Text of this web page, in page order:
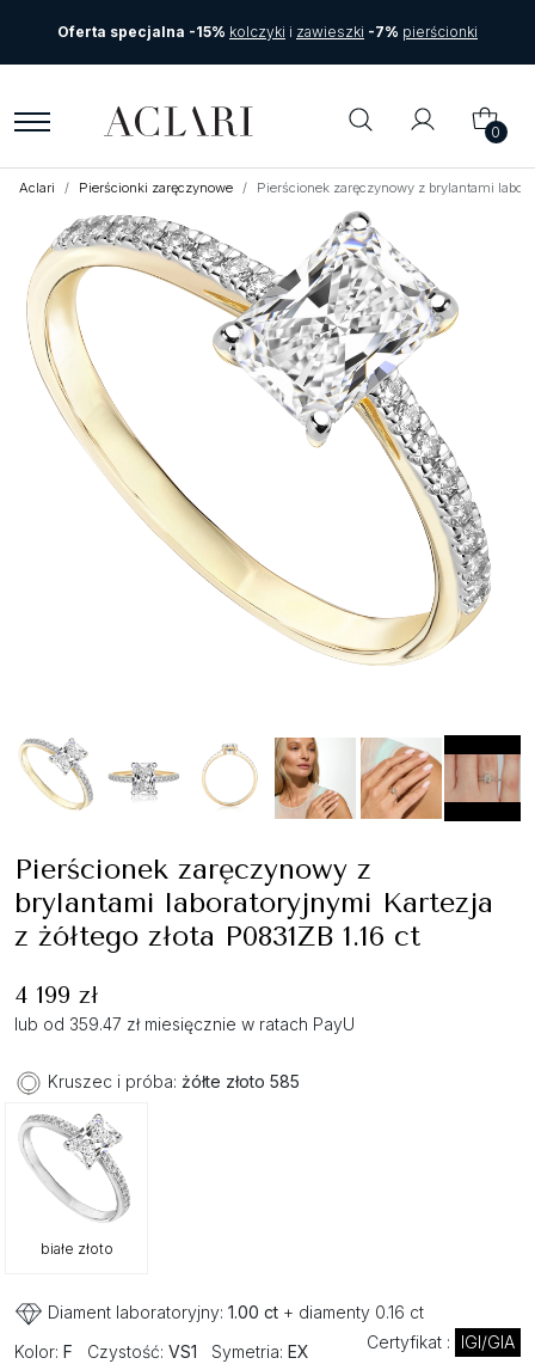
Oferta specjalna -15% kolczyki i zawieszki -7% pierścionki
0
Aclari Pierścionki zaręczynowe Pierścionek zaręczynowy z brylantami
Pierścionek zaręczynowy z
brylantami laboratoryjnymi Kartezja
z żółtego złota P0831ZB 1.16 ct
4 199 zł
lub od 359.47 zł miesięcznie w ratach PayU
Kruszec i próba: żółte złoto 585
białe złoto
Diament laboratoryjny: 1.00 ct + diamenty 0.16 ct
Certyfikat :
IGI/GIA
Kolor: F Czystość: VS1 Symetria: EX